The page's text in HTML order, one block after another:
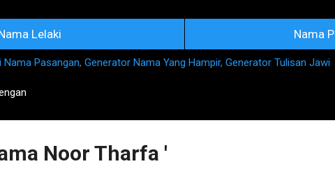
Lelaki Nama
Pasangan, Generator Nama Yang Hampir, Generator Tulisan Jawi
Noor Tharfa '